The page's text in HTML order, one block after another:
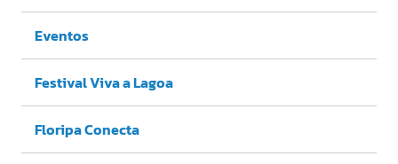
Eventos
Festival Viva a Lagoa
Floripa Conecta